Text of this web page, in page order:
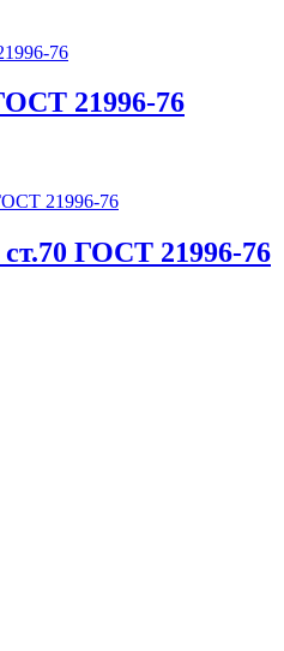
21996-76
ГОСТ 21996-76